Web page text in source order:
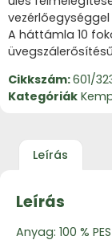
A háttámla 10
Cikkszám:601/
Kategóriák
Leírás
Leírás
Anyag: 100 %